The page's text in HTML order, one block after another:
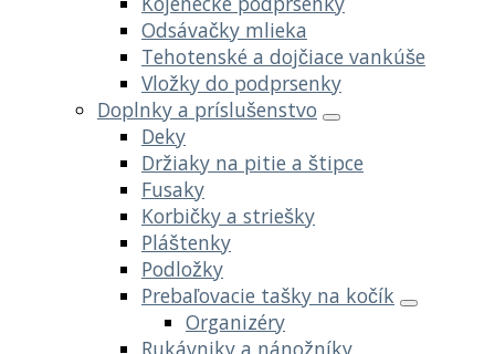
Odsávačky mlieka
Tehotenské a dojčiace vankúše
Vložky do podprsenky
Doplnky a príslušenstvo
Deky
Držiaky na pitie a štipce
Fusaky
Korbičky a striešky
Pláštenky
Podložky
Prebaľovacie tašky na kočík
Organizéry